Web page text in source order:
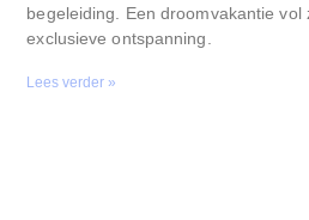
begeleiding. Een droomvakantie vol
exclusieve ontspanning.
Lees verder »